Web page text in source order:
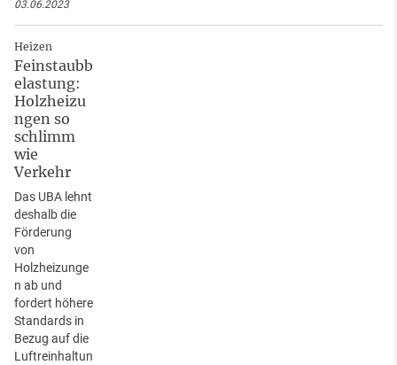
03.06.2023
Heizen
Feinstaubb
elastung:
Holzheizu
ngen so
schlimm
wie
Verkehr
Das UBA lehnt
deshalb die
Förderung
von
Holzheizunge
n ab und
fordert höhere
Standards in
Bezug auf die
Luftreinhaltun